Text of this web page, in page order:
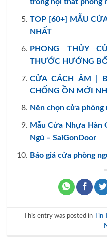
trong nội thất phòng
TOP [60+] MẪU
NHẤT
PHONG THỦY
THƯỚC HƯỚNG BỐ
CỬA CÁCH ÂM |
CHỐNG ỒN MỚI
Nên chọn cửa phòng
Mẫu Cửa Nhựa Hàn
Ngủ – SaiGonDoor
Báo giá cửa phòng
This entry was posted in Tin